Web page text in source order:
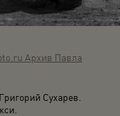
Архив Павла
Сухарев.